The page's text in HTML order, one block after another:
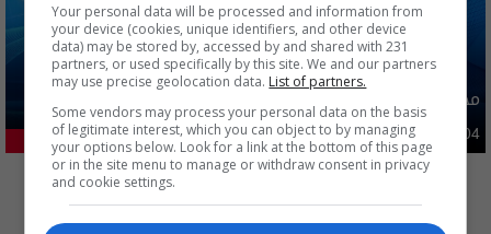
محافظة عراقية تعطل الدوام الرسمي غدا
محليات 22.29% 06:09 | 2026-08-04
المزيد
Your personal data will be processed and information from
your device (cookies, unique identifiers, and other device
data) may be stored by, accessed by and shared with 231
partners, or used specifically by this site. We and our partners
may use precise geolocation data. List of partners.
Some vendors may process your personal data on the basis
of legitimate interest, which you can object to by managing
your options below. Look for a link at the bottom of this page
or in the site menu to manage or withdraw consent in privacy
and cookie settings.